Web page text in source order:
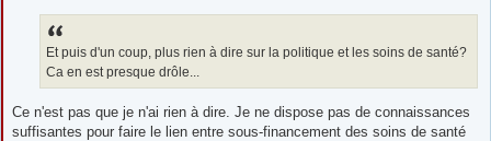
Et puis d'un coup, plus rien à dire sur la politique et les soins de santé?
Ca en est presque drôle...
Ce n'est pas que je n'ai rien à dire. Je ne dispose pas de connaissances
suffisantes pour faire le lien entre sous-financement des soins de santé